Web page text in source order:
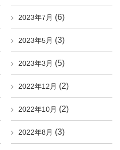
2023年7月 (6)
2023年5月 (3)
2023年3月 (5)
2022年12月 (2)
2022年10月 (2)
2022年8月 (3)